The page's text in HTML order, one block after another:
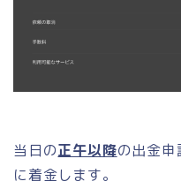
当日の正午以降の出金
に着金します。